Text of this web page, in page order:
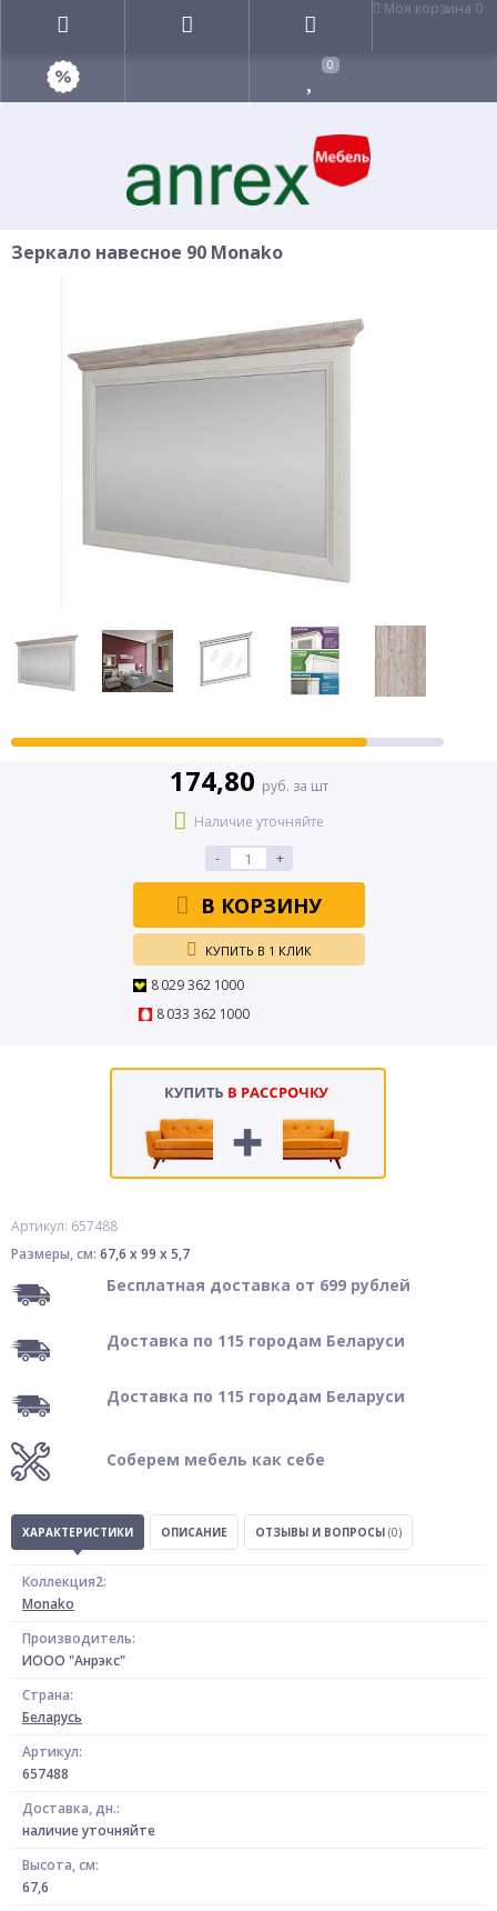
0
Зеркало навесное 90 Monako
174,80 руб. за шт
Наличие уточняйте
-
+
В КОРЗИНУ
КУПИТЬ В 1 КЛИК
8 029 362 1000
8 033 362 1000
Артикул: 657488
Размеры, см: 67,6 x 99 x 5,7
Бесплатная доставка от 699 рублей
Доставка по 115 городам Беларуси
Доставка по 115 городам Беларуси
Соберем мебель как себе
ХАРАКТЕРИСТИКИ ОПИСАНИЕ ОТЗЫВЫ И ВОПРОСЫ (0)
Коллекция2:
Monako
Производитель:
ИООО "Анрэкс"
Страна:
Беларусь
Артикул:
657488
Доставка, дн.:
наличие уточняйте
Высота, см:
67,6
Моя корзина 0